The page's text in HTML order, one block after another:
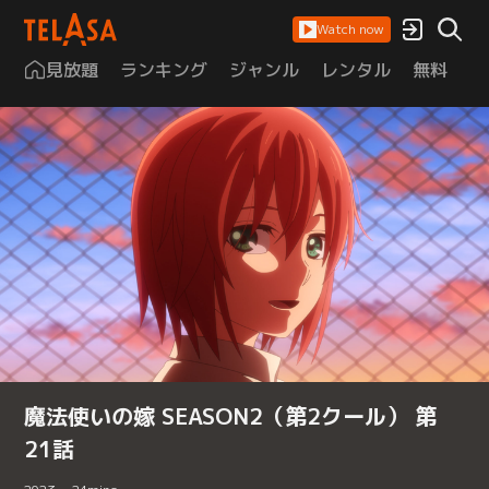
Watch now
見放題 ランキング ジャンル レンタル 無料
魔法使いの嫁 SEASON2（第2クール） 第
21話